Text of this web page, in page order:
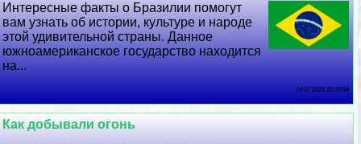
Интересные факты о Бразилии помогут
вам узнать об истории, культуре и народе
этой удивительной страны. Данное
южноамериканское государство находится
на...
14 07 2026 20:39:54
Как добывали огонь